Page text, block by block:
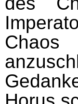
Chaos